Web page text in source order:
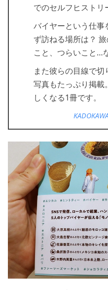
でのセルフヒストリ
バイヤーという仕事
ず訪ねる場所は？
こと、つらいこと…
また彼らの目線で
写真もたっぷり掲載
しくなる1冊です。